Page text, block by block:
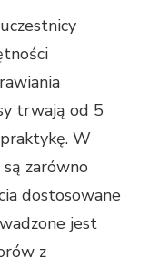
trwają od 5
W
zarówno
dostosowane
jest
z